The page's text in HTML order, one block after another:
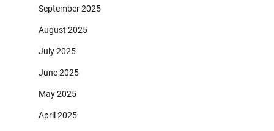
September 2025
August 2025
July 2025
June 2025
May 2025
April 2025